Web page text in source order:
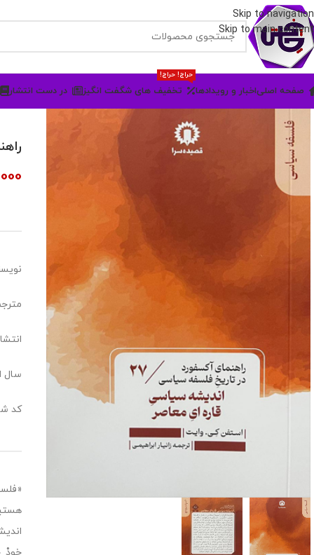
Skip to navigation
Skip to main content
صفحه اصلیاخبار و رویدادها تخفیف های شگفت انگیز
حراج! حراج!
در دست انتشار
سال
کد شابک: